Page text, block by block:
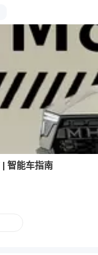
智能车指南